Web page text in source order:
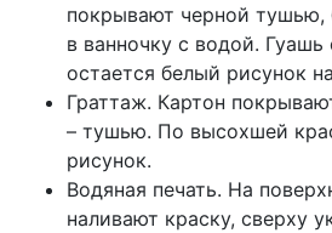
покрывают черной тушью,
в ванночку с водой. Гуашь
остается белый рисунок
Граттаж. Картон
– тушью. По высохшей
рисунок.
Водяная печать. На
наливают краску, сверху